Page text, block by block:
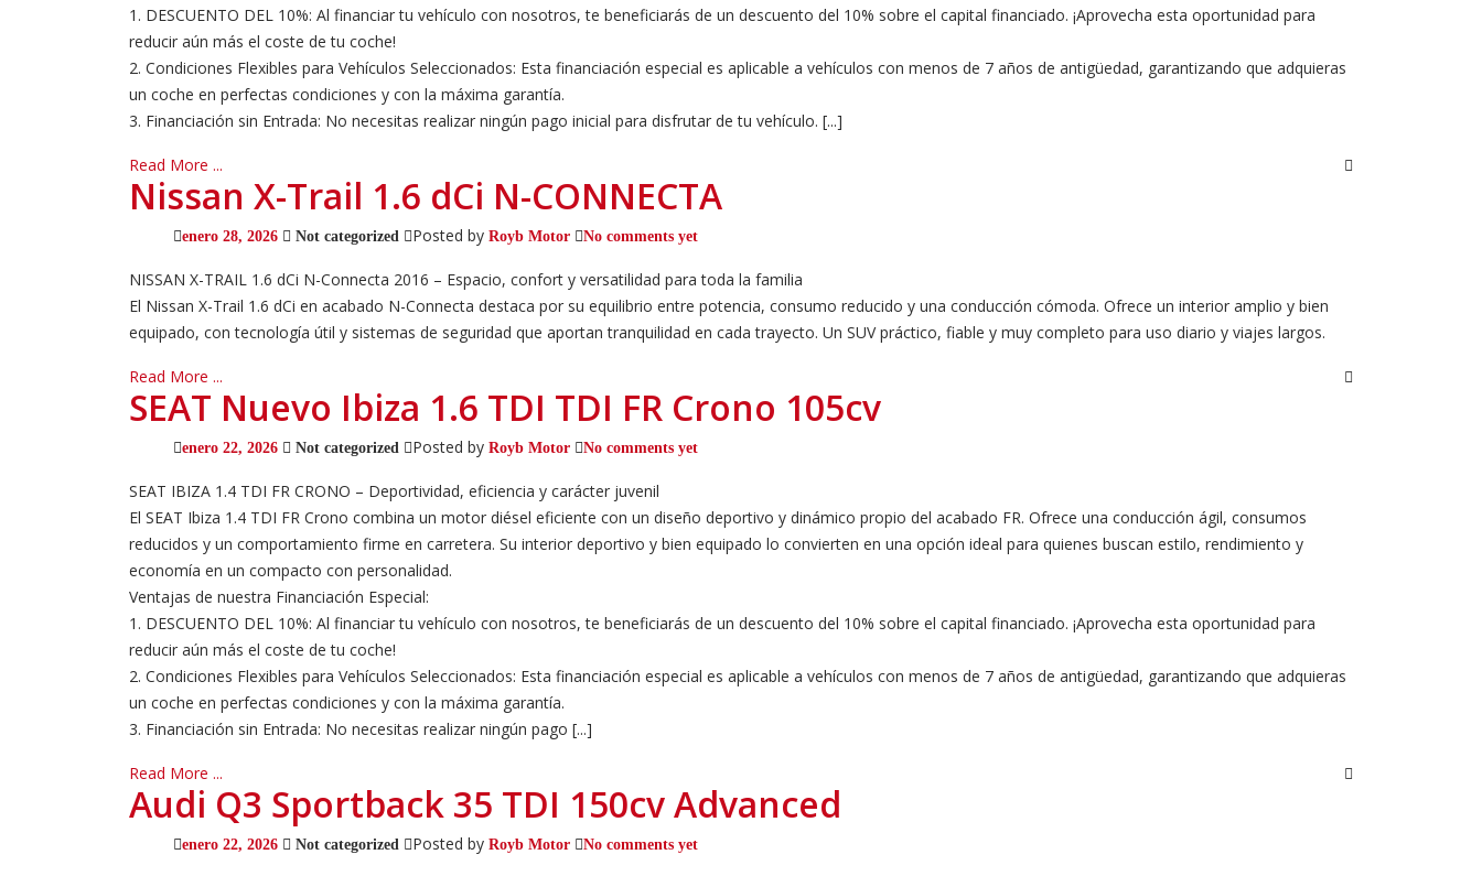
1. DESCUENTO DEL 10%: Al financiar tu vehículo con nosotros, te beneficiarás de un descuento del 10% sobre el capital financiado. ¡Aprovecha esta oportunidad para
reducir aún más el coste de tu coche!
2. Condiciones Flexibles para Vehículos Seleccionados: Esta financiación especial es aplicable a vehículos con menos de 7 años de antigüedad, garantizando que adquieras
un coche en perfectas condiciones y con la máxima garantía.
3. Financiación sin Entrada: No necesitas realizar ningún pago inicial para disfrutar de tu vehículo. [...]
Read More ...
Nissan X-Trail 1.6 dCi N-CONNECTA
enero 28, 2026 Not categorized Posted by Royb Motor No comments yet
NISSAN X-TRAIL 1.6 dCi N-Connecta 2016 – Espacio, confort y versatilidad para toda la familia
El Nissan X-Trail 1.6 dCi en acabado N-Connecta destaca por su equilibrio entre potencia, consumo reducido y una conducción cómoda. Ofrece un interior amplio y bien
equipado, con tecnología útil y sistemas de seguridad que aportan tranquilidad en cada trayecto. Un SUV práctico, fiable y muy completo para uso diario y viajes largos.
Read More ...
SEAT Nuevo Ibiza 1.6 TDI TDI FR Crono 105cv
enero 22, 2026 Not categorized Posted by Royb Motor No comments yet
SEAT IBIZA 1.4 TDI FR CRONO – Deportividad, eficiencia y carácter juvenil
El SEAT Ibiza 1.4 TDI FR Crono combina un motor diésel eficiente con un diseño deportivo y dinámico propio del acabado FR. Ofrece una conducción ágil, consumos
reducidos y un comportamiento firme en carretera. Su interior deportivo y bien equipado lo convierten en una opción ideal para quienes buscan estilo, rendimiento y
economía en un compacto con personalidad.
Ventajas de nuestra Financiación Especial:
1. DESCUENTO DEL 10%: Al financiar tu vehículo con nosotros, te beneficiarás de un descuento del 10% sobre el capital financiado. ¡Aprovecha esta oportunidad para
reducir aún más el coste de tu coche!
2. Condiciones Flexibles para Vehículos Seleccionados: Esta financiación especial es aplicable a vehículos con menos de 7 años de antigüedad, garantizando que adquieras
un coche en perfectas condiciones y con la máxima garantía.
3. Financiación sin Entrada: No necesitas realizar ningún pago [...]
Read More ...
Audi Q3 Sportback 35 TDI 150cv Advanced
enero 22, 2026 Not categorized Posted by Royb Motor No comments yet